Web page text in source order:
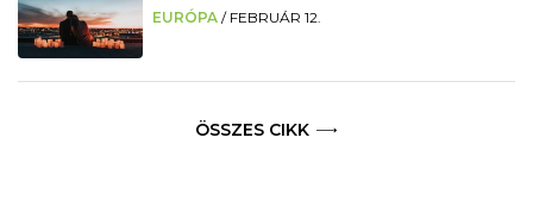
EURÓPA / FEBRUÁR 12.
ÖSSZES CIKK